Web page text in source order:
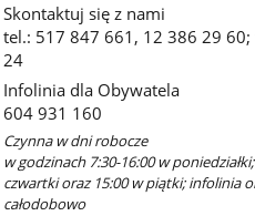
Skontaktuj się z nami
tel.: 517 847 661, 12 386 29
24
Infolinia dla Obywatela
604 931 160
Czynna w dni robocze
w godzinach 7:30-16:00 w
czwartki oraz 15:00 w piątki; infolinia
całodobowo